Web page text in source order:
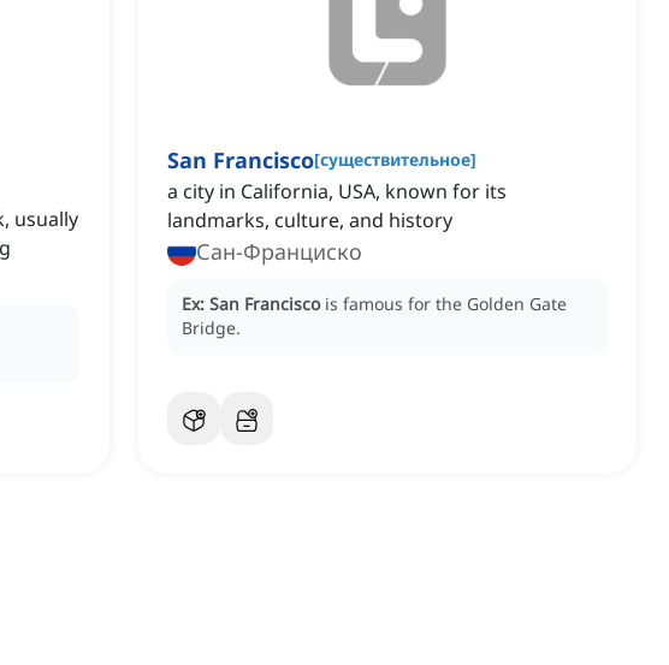
usually
San Francisco[существительное]
a city in California, USA, known for its
landmarks, culture, and history
Сан-Франциско
Ex: San Francisco is famous for the Golden Gate
Bridge.